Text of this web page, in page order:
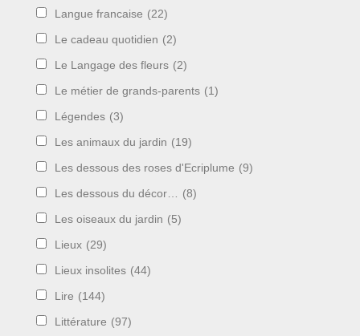
Langue francaise (22)
Le cadeau quotidien (2)
Le Langage des fleurs (2)
Le métier de grands-parents (1)
Légendes (3)
Les animaux du jardin (19)
Les dessous des roses d'Ecriplume (9)
Les dessous du décor… (8)
Les oiseaux du jardin (5)
Lieux (29)
Lieux insolites (44)
Lire (144)
Littérature (97)